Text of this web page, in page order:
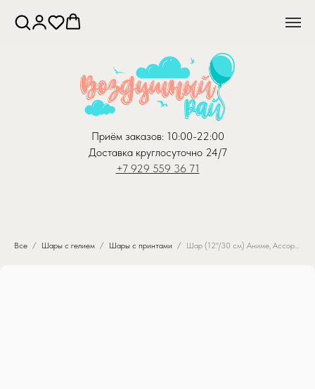
Приём заказов: 10:00-22:00
Доставка круглосуточно 24/7
+7 929 559 36 71
Все Шары с гелием Шары с принтами Шар (12''/30 см) Аниме, Ассорти, пастель